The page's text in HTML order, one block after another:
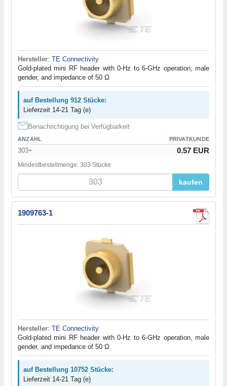
Hersteller: TE Connectivity
Gold-plated mini RF header with 0-Hz to 6-GHz operation, male
gender, and impedance of 50 Ω
auf Bestellung 912 Stücke:
Lieferzeit 14-21 Tag (e)
Benachrichtigung bei Verfügbarkeit
ANZAHL PRIVATKUNDE
303+ 0.57 EUR
Mindestbestellmenge: 303 Stücke
kaufen
1909763-1
Hersteller: TE Connectivity
Gold-plated mini RF header with 0-Hz to 6-GHz operation, male
gender, and impedance of 50 Ω
auf Bestellung 10752 Stücke:
Lieferzeit 14-21 Tag (e)